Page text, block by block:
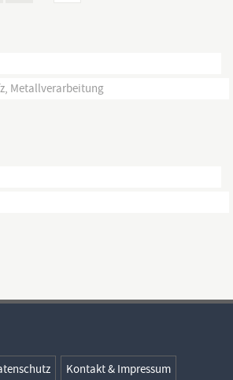
Metallverarbeitung
Kontakt & Impressum